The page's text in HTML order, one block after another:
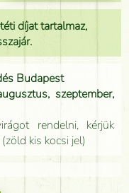
díjat tartalmaz,
Budapest
szeptember,
rendelni, kérjük
kis kocsi jel)